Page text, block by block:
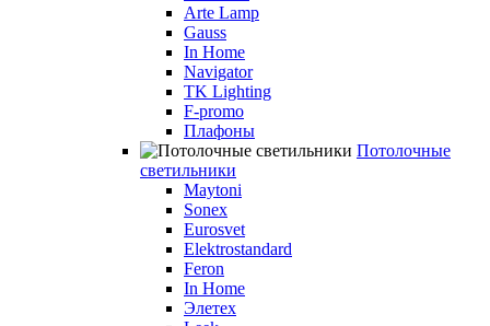
Arte Lamp
Gauss
In Home
Navigator
TK Lighting
F-promo
Плафоны
Потолочные
светильники
Maytoni
Sonex
Eurosvet
Elektrostandard
Feron
In Home
Элетех